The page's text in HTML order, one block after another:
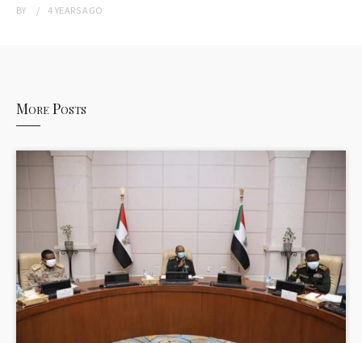
BY 4 YEARSAGO
More Posts